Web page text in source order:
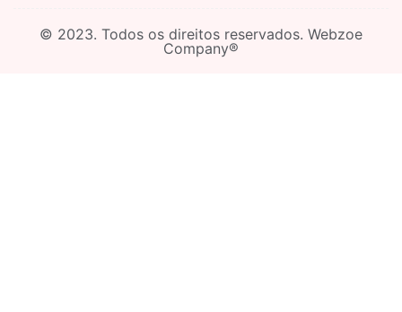
© 2023. Todos os direitos reservados. Webzoe
Company®